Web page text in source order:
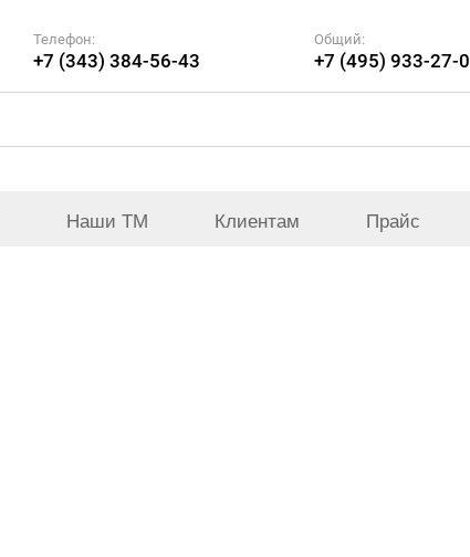
Телефон:
+7 (343) 384-56-43
Общий:
+7 (495) 933-27-
Наши ТМ Клиентам Прайс